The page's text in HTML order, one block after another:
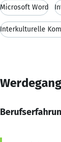
Microsoft Word
Interkulturelle
Werdegang